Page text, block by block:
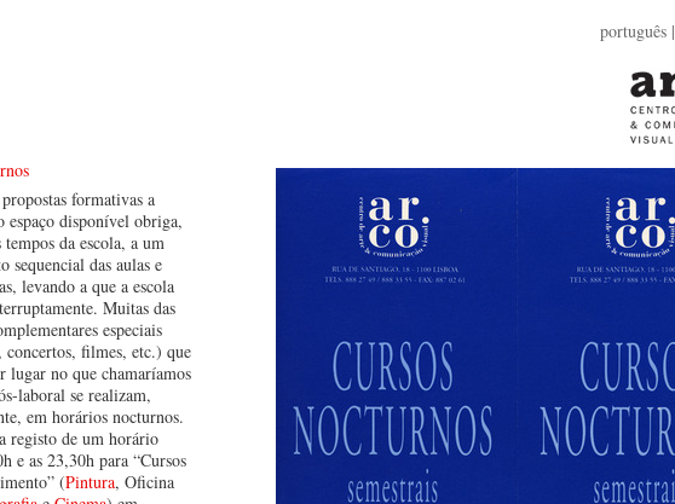
português |
formativas a
disponível obriga,
da escola, a um
sequencial das aulas e
levando a que a escola
Muitas das
especiais
concertos, filmes, etc.) que
lugar no que chamaríamos
laboral se realizam,
em horários nocturnos.
registo de um horário
e as 23,30h para “Cursos
(Pintura, Oficina